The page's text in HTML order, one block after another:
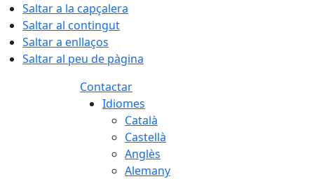
Saltar a la capçalera
Saltar al contingut
Saltar a enllaços
Saltar al peu de pàgina
Contactar
Idiomes
Català
Castellà
Anglès
Alemany